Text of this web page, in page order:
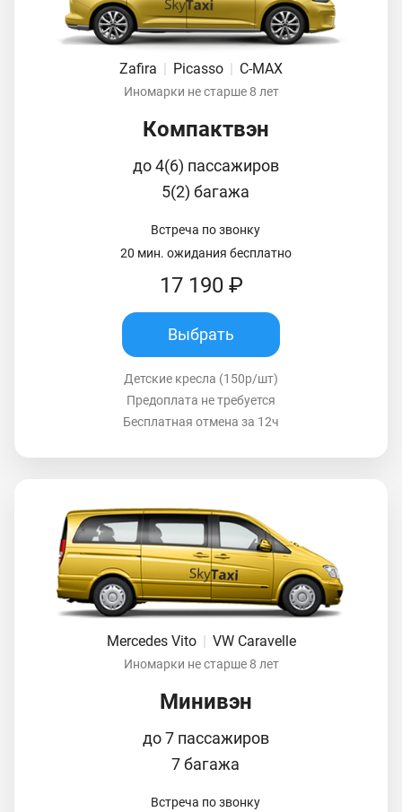
Zafira | Picasso | C-MAX
Иномарки не старше 8 лет
Компактвэн
до 4(6) пассажиров
5(2) багажа
Встреча по звонку
20 мин. ожидания бесплатно
17 190 ₽
Выбрать
Детские кресла (150р/шт)
Предоплата не требуется
Бесплатная отмена за 12ч
Mercedes Vito VW Caravelle
Иномарки не старше 8 лет
Минивэн
до 7 пассажиров
7 багажа
Встреча по звонку